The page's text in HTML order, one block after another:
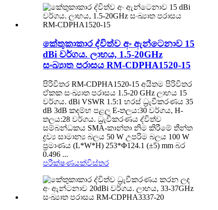
කේතුකාකාර ද්විත්ව අං ඇන්ටෙනාව 15
dBi වර්ගය. ලාභය, 1.5-20GHz
සංඛ්‍යාත පරාසය RM-CDPHA1520-15
පිරිවිතර RM-CDPHA1520-15 අයිතම පිරිවිතර
ඒකක සංඛ්‍යාත පරාසය 1.5-20 GHz ලාභය 15
වර්ගය. dBi VSWR 1.5:1 හරස් ධ්‍රැවීකරණය 35
dB 3dB කදම්භ පළල E-තලය:30 වර්ගය, H-
තලය:28 වර්ගය. ධ්‍රැවීකරණය ද්විත්ව
සම්බන්ධකය SMA-කාන්තා නිම කිරීමේ තීන්ත
ද්‍රව්‍ය සාමාන්‍ය බලය 50 W උපරිම බලය 100 W
ප්‍රමාණය (L*W*H) 253*Φ124.1 (±5) mm බර
0.496 ...
පරීක්ෂණයක්විස්තර